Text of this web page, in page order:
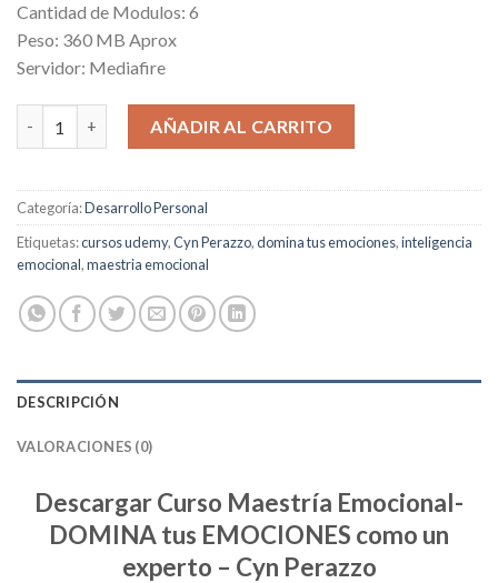
Cantidad de Modulos: 6
Peso: 360 MB Aprox
Servidor: Mediafire
Maestría Emocional- DOMINA tus EMOCIONES como un
AÑADIR AL CARRITO
Categoría:Desarrollo Personal
Etiquetas:cursos udemy,Cyn Perazzo,domina tus emociones,inteligencia
emocional,maestria emocional
DESCRIPCIÓN
VALORACIONES (0)
Descargar Curso Maestría Emocional-
DOMINA tus EMOCIONES como un
experto – Cyn Perazzo